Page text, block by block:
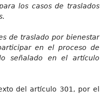
los casos de traslados
de traslado por bienestar
en el proceso de
señalado en el artículo
del artículo 301, por el